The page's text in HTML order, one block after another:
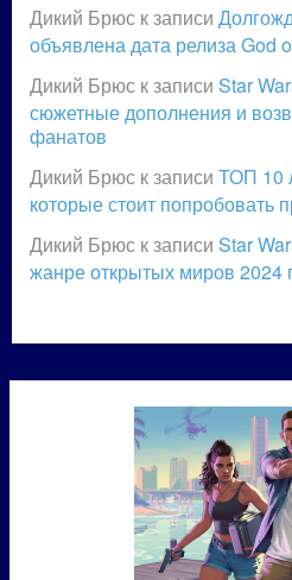
Дикий Брюс к записи
объявлена дата релиза God
Дикий Брюс к записи Star
сюжетные дополнения и
фанатов
Дикий Брюс к записи ТОП 10
которые стоит попробовать
Дикий Брюс к записи Star
жанре открытых миров 2024